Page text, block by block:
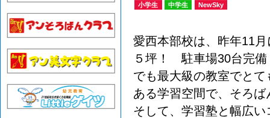
小学生 中学生 NewSky
愛西本部校は、昨年11
５坪！ 駐車場30台完備
でも最大級の教室でと
ある学習空間で、そろ
そして、学習塾と幅広